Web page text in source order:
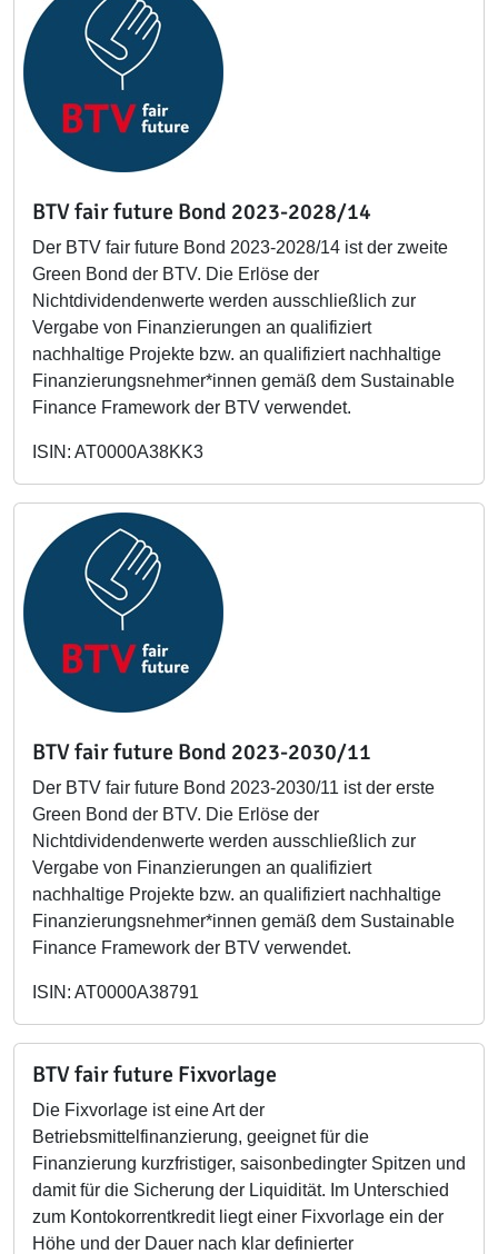
BTV fair future Bond 2023-2028/14
Der BTV fair future Bond 2023-2028/14 ist der zweite
Green Bond der BTV. Die Erlöse der
Nichtdividendenwerte werden ausschließlich zur
Vergabe von Finanzierungen an qualifiziert
nachhaltige Projekte bzw. an qualifiziert nachhaltige
Finanzierungsnehmer*innen gemäß dem Sustainable
Finance Framework der BTV verwendet.
ISIN: AT0000A38KK3
BTV fair future Bond 2023-2030/11
Der BTV fair future Bond 2023-2030/11 ist der erste
Green Bond der BTV. Die Erlöse der
Nichtdividendenwerte werden ausschließlich zur
Vergabe von Finanzierungen an qualifiziert
nachhaltige Projekte bzw. an qualifiziert nachhaltige
Finanzierungsnehmer*innen gemäß dem Sustainable
Finance Framework der BTV verwendet.
ISIN: AT0000A38791
BTV fair future Fixvorlage
Die Fixvorlage ist eine Art der
Betriebsmittelfinanzierung, geeignet für die
Finanzierung kurzfristiger, saisonbedingter Spitzen und
damit für die Sicherung der Liquidität. Im Unterschied
zum Kontokorrentkredit liegt einer Fixvorlage ein der
Höhe und der Dauer nach klar definierter